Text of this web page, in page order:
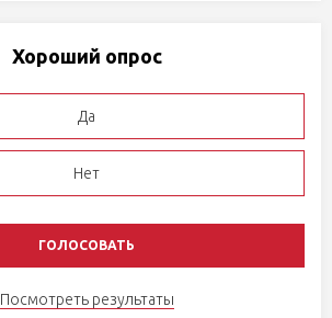
Хороший опрос
Да
Нет
Посмотреть результаты